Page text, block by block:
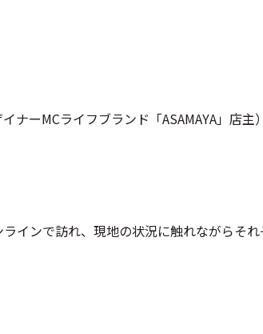
ーMCライフブランド「ASAMAYA」店主）
インで訪れ、現地の状況に触れながらそ